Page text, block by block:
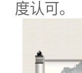
度认可。